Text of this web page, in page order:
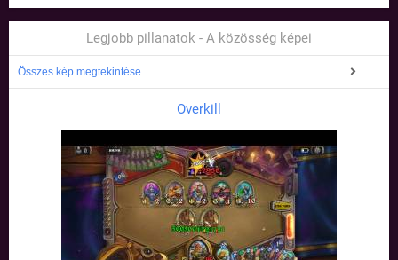
Legjobb pillanatok - A közösség képei
Összes kép megtekintése
Overkill